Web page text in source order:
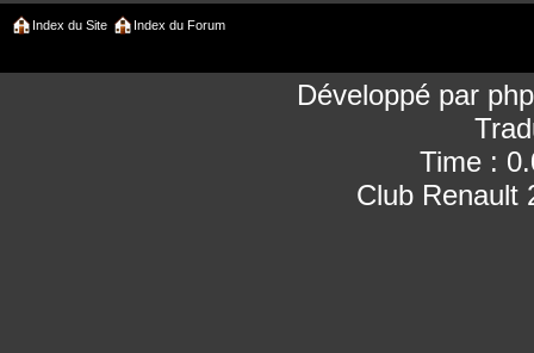
Index du Site Index du Forum
Développé par
Time :
Club Renault